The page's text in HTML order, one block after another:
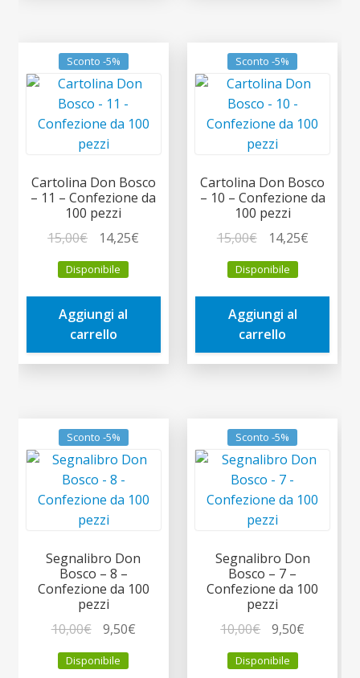
Sconto -5%
Cartolina Don Bosco
– 11 – Confezione da
100 pezzi
15,00€
prezzo
originale
era:
15,00€.
14,25€
è:
Disponibile
Aggiungi al
carrello
Sconto -5%
Cartolina Don Bosco
– 10 – Confezione da
100 pezzi
15,00€
prezzo
originale
era:
15,00€.
14,25€Il
è:
Disponibile
Aggiungi al
carrello
Sconto -5%
Segnalibro Don
Bosco – 8 –
Confezione da 100
pezzi
10,00€
prezzo
originale
9,50€Il
Disponibile
Sconto -5%
Segnalibro Don
Bosco – 7 –
Confezione da 100
pezzi
10,00€
prezzo
originale
9,50€
Disponibile